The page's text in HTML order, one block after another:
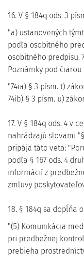
16. V § 184q ods. 3
"a) ustanovených
podľa osobitného
osobitného predpisu,
Poznámky pod čiarou
"74ia) § 3 písm. t)
74ib) § 3 písm. u)
17. V § 184q ods. 4 v
nahrádzajú slovami
pripája táto veta:
podľa § 167 ods. 4
informácií z
zmluvy
18. § 184q sa dopĺňa
"(5) Komunikácia
pri predbežnej
prebieha